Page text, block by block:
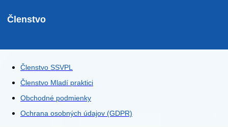
Členstvo
Členstvo SSVPL
Členstvo Mladí praktici
Obchodné podmienky
Ochrana osobných údajov (GDPR)